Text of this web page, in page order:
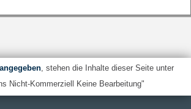
, stehen die Inhalte dieser Seite unter